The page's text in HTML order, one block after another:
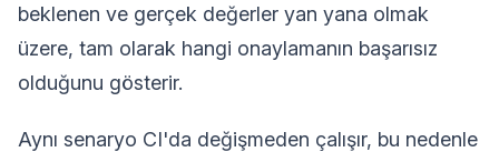
beklenen ve gerçek değerler yan yana olmak
üzere, tam olarak hangi onaylamanın başarısız
olduğunu gösterir.
Aynı senaryo CI'da değişmeden çalışır, bu nedenle